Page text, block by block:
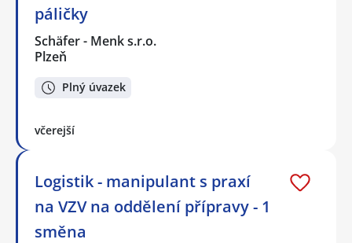
páličky
Schäfer - Menk s.r.o.
Plzeň
Plný úvazek
včerejší
Logistik - manipulant s praxí
na VZV na oddělení přípravy - 1
směna